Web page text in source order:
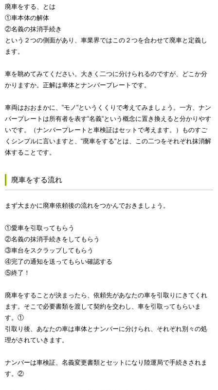
廃車をする、とは
①車本体の解体
②名義の抹消手続き
という２つの側面があり、車業界ではこの２つを合わせて廃車と定義し
ます。
車を眺めてみてください。大きく二つに分けられるのですが、どこか分
かりますか。正解は車体とナンバープレートです。
車両はおおまかに、“モノ“というくくりで考えてみましょう。一方、ナン
バープレートは所有者を表す“名義“という概念に置き換えると分かりやす
いです。（ナンバープレートと車検証はセットで考えます。）ものすご
くシンプルに言いますと、“廃車をする“とは、この二つをそれぞれ抹消解
体することです。
廃車をする流れ
まず大まかに廃車依頼後の流れをつかんでおきましょう。
①愛車を引取ってもらう
②名義の抹消手続きをしてもらう
③車台をスクラップしてもらう
④完了の通知を送ってもらい確認する
⑤終了！
廃車をすることが決まったら、依頼先があなたの車を引取りにきてくれ
ます。そこで必要書類を渡して契約を交わし、車を引取ってもらいま
す。①
引取り後、あなたの車は車体とナンバーに分けられ、それぞれ別々の処
理がされていきます。
ナンバーは車検証、名義変更書類とセットになり陸運局で手続きされま
す。②